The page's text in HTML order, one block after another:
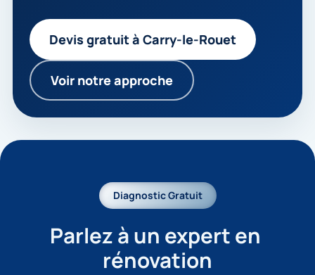
Devis gratuit à Carry-le-Rouet
Voir notre approche
Diagnostic Gratuit
Parlez à un expert en
rénovation